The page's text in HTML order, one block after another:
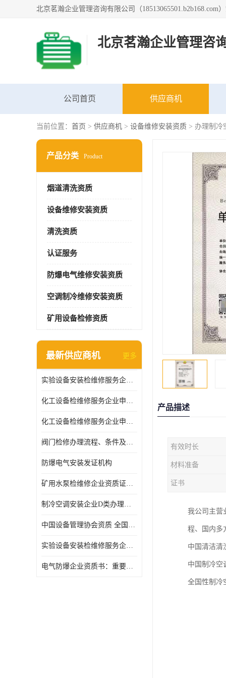
北京茗瀚企业管理咨
公司首页 供应商机
当前位置： 首页 > 供应商机 > 设备维修安装资质 > 办理制冷
产品分类 Product
烟道清洗资质
设备维修安装资质
清洗资质
认证服务
防爆电气维修安装资质
空调制冷维修安装资质
矿用设备检修资质
最新供应商机 更多
实验设备安装检维修服务企业申报要求和流程
化工设备检维修服务企业申报条件.
化工设备检维修服务企业申报条件
阀门检修办理流程、条件及费用
防爆电气安装发证机构
矿用水泵检维修企业资质证办理流程及费用
制冷空调安装企业D类办理要求
中国设备管理协会资质 全国均可办理
实验设备安装检维修服务企业申报要求和流程.
​电气防爆企业资质书：重要性及作用
产品描述
有效时长
材料准备
证书
我公司主营
程、国内多
中国清洁清
中国制冷空
全国性制冷